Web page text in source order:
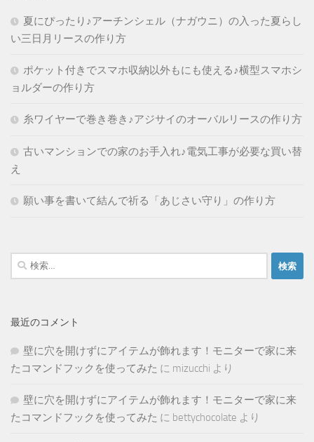
夏にぴったり♪アーチンシェル（ナガウニ）の入った夏らし
い三日月リースの作り方
ポケット付きでスマホ収納以外もにも使える♪横型スマホシ
ョルダーの作り方
糸ワイヤーで巻き巻き♪アジサイのオーバルリースの作り方
古いマンションでの家のお手入れ♪電気工事が必要な買い替
え
願い事を書いて結んで祈る「あじさい守り」の作り方
検
索:
最近のコメント
壁に穴を開けずにアイテムが飾れます！モニターで家に来
たコマンドフックを使ってみた に mizucchi より
壁に穴を開けずにアイテムが飾れます！モニターで家に来
たコマンドフックを使ってみた に bettychocolate より